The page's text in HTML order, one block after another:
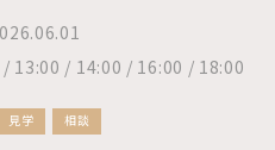
13:00 / 14:00 / 16:00 / 18:00
見学 相談